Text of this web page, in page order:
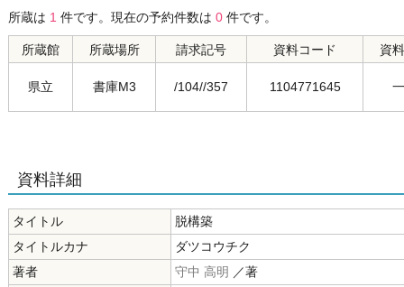
所蔵は 1 件です。現在の予約件数は 0 件です。
所蔵館 所蔵場所 請求記号 資料コード 資
県立 書庫M3 /104//357 1104771645
資料詳細
タイトル
脱構築
タイトルカナ
ダツコウチク
著者
守中 高明 ／著